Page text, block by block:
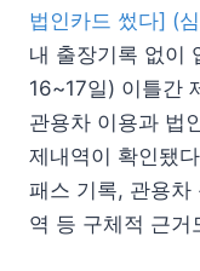
법인카드 썼다] (
내 출장기록 없이
16~17일) 이틀간
관용차 이용과 법
제내역이 확인됐
패스 기록, 관용차
역 등 구체적 근거